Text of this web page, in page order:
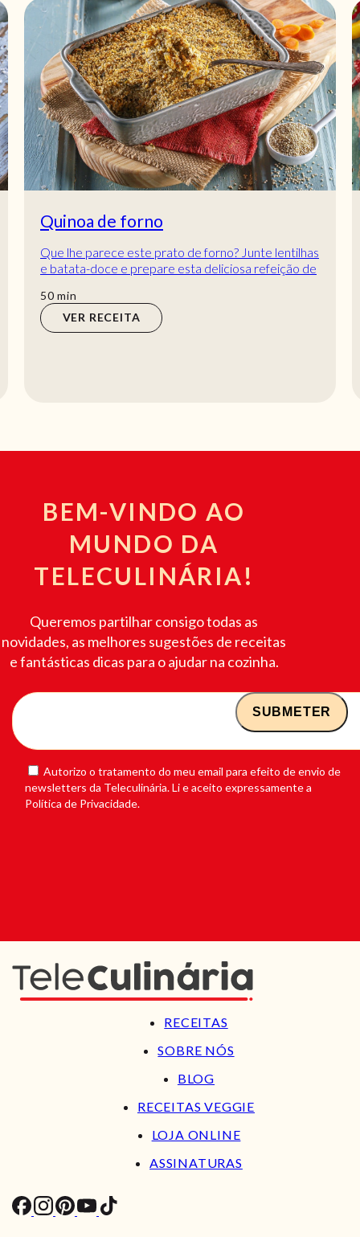
Quinoa de forno
Que lhe parece este prato de forno? Junte lentilhas
e batata-doce e prepare esta deliciosa refeição de
50min
min
VER RECEITA
BEM-VINDO AO
MUNDO DA
TELECULINÁRIA!
Queremos partilhar consigo todas as
novidades, as melhores sugestões de receitas
e fantásticas dicas para o ajudar na cozinha.
Autorizo o tratamento do meu email para efeito de envio de
newsletters da Teleculinária. Li e aceito expressamente a
Política de Privacidade.
RECEITAS
SOBRE NÓS
BLOG
RECEITAS VEGGIE
LOJA ONLINE
ASSINATURAS